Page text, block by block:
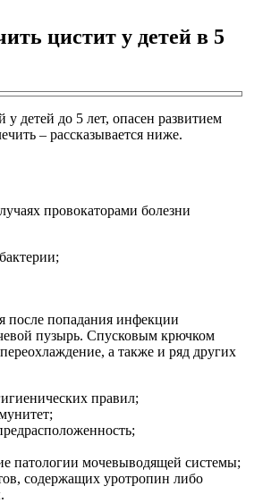
цистит у детей в 5
детей до 5 лет, опасен развитием
– рассказывается ниже.
провокаторами болезни
после попадания инфекции
пузырь. Спусковым крючком
а также и ряд других
правил;
патологии мочевыводящей системы;
содержащих уротропин либо